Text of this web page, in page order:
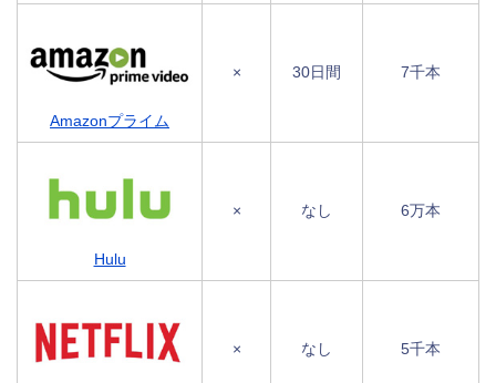
Amazonプライム
× 30日間 7千本
Hulu
× なし 6万本
× なし 5千本